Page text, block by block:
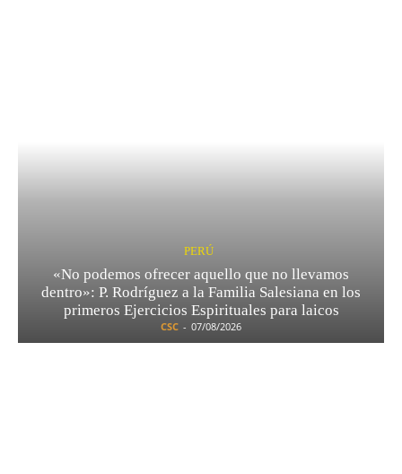
PERÚ
«No podemos ofrecer aquello que no llevamos
dentro»: P. Rodríguez a la Familia Salesiana en los
primeros Ejercicios Espirituales para laicos
CSC - 07/08/2026